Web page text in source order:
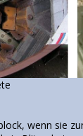
zur
wenn sie